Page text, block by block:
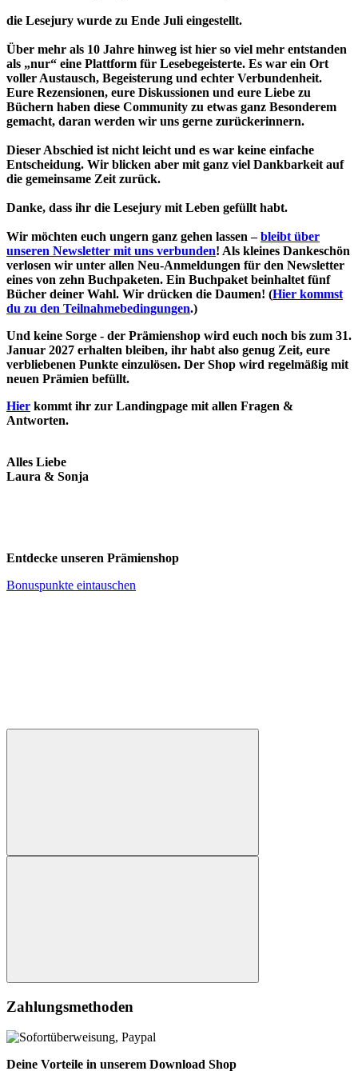
die Lesejury wurde zu Ende Juli eingestellt.
Über mehr als 10 Jahre hinweg ist hier so viel mehr entstanden
als „nur“ eine Plattform für Lesebegeisterte. Es war ein Ort
voller Austausch, Begeisterung und echter Verbundenheit.
Eure Rezensionen, eure Diskussionen und eure Liebe zu
Büchern haben diese Community zu etwas ganz Besonderem
gemacht, daran werden wir uns gerne zurückerinnern.
Dieser Abschied ist nicht leicht und es war keine einfache
Entscheidung. Wir blicken aber mit ganz viel Dankbarkeit auf
die gemeinsame Zeit zurück.
Danke, dass ihr die Lesejury mit Leben gefüllt habt.
Wir möchten euch ungern ganz gehen lassen –bleibt über
unseren Newsletter mit uns verbunden! Als kleines Dankeschön
verlosen wir unter allen Neu-Anmeldungen für den Newsletter
eines von zehn Buchpaketen. Ein Buchpaket beinhaltet fünf
Bücher deiner Wahl. Wir drücken die Daumen! (Hier kommst
du zu den Teilnahmebedingungen.)
Und keine Sorge - der Prämienshop wird euch noch bis zum 31.
Januar 2027 erhalten bleiben, ihr habt also genug Zeit, eure
verbliebenen Punkte einzulösen. Der Shop wird regelmäßig mit
neuen Prämien befüllt.
Hier kommt ihr zur Landingpage mit allen Fragen &
Antworten.
Alles Liebe
Laura & Sonja
Entdecke unseren Prämienshop
Bonuspunkte eintauschen
Zahlungsmethoden
Deine Vorteile in unserem Download Shop